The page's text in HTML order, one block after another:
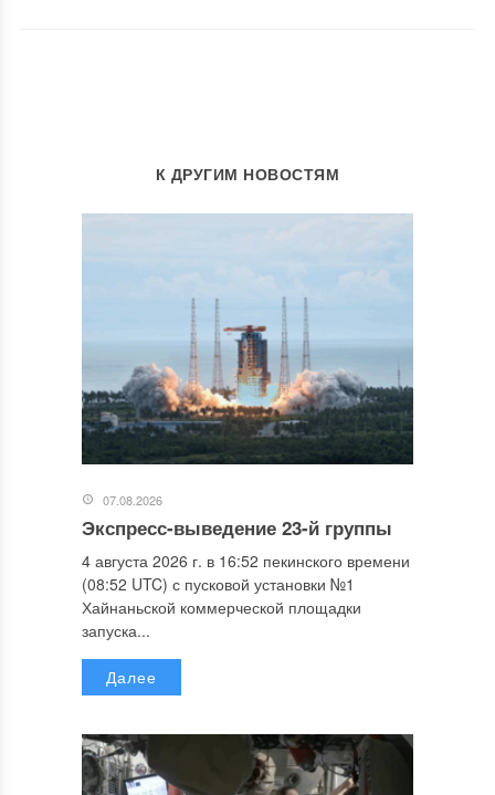
К ДРУГИМ НОВОСТЯМ
07.08.2026
Экспресс-выведение 23-й группы
4 августа 2026 г. в 16:52 пекинского времени
(08:52 UTC) с пусковой установки №1
Хайнаньской коммерческой площадки
запуска...
Далее